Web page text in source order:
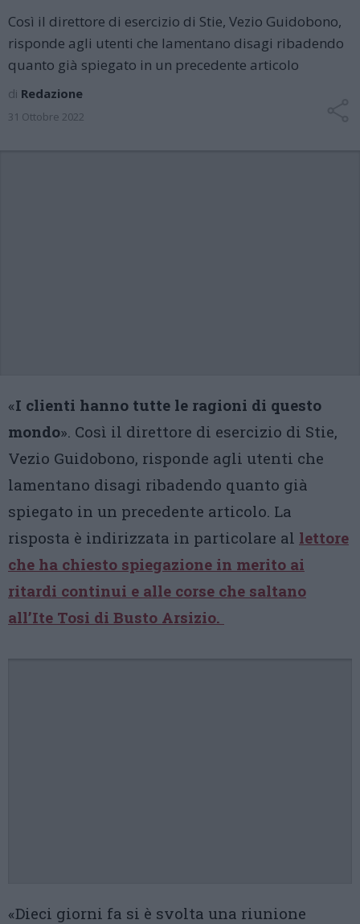
Così il direttore di esercizio di Stie, Vezio Guidobono,
risponde agli utenti che lamentano disagi ribadendo
quanto già spiegato in un precedente articolo
di Redazione
31 Ottobre 2022
«I clienti hanno tutte le ragioni di questo
mondo». Così il direttore di esercizio di Stie,
Vezio Guidobono, risponde agli utenti che
lamentano disagi ribadendo quanto già
spiegato in un precedente articolo. La
risposta è indirizzata in particolare al lettore
che ha chiesto spiegazione in merito ai
ritardi continui e alle corse che saltano
all’Ite Tosi di Busto Arsizio.
«Dieci giorni fa si è svolta una riunione